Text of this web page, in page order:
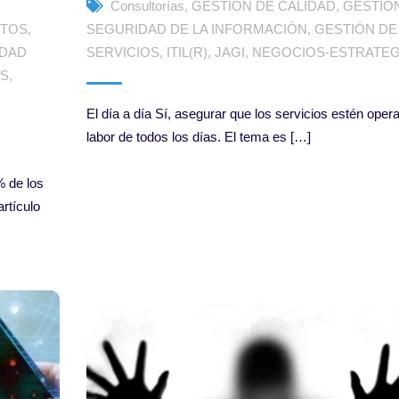
,
,
de los
Consultorías, GESTIÓN DE CALIDAD,
SEGURIDAD DE LA INFORMACIÓN, GESTIÓN DE
SERVICIOS, ITIL(R), JAGI, NEGOCIOS-
El día a día Sí, asegurar que los servicios estén
labor de todos los días. El tema es […]